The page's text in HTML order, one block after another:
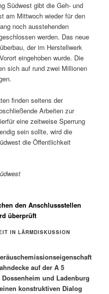
Südwest gibt die Geh- und
am Mittwoch wieder für den
noch ausstehenden
werden. Das neue
der im Herstellwerk
eingehoben wurde. Die
sich auf rund zwei Millionen
finden seitens der
Arbeiten zur
eine zeitweise Sperrung
sein sollte, wird die
die Öffentlichkeit
den Anschlussstellen
überprüft
IN LÄRMDISKUSSION
auf der A 5
und Ladenburg
konstruktiven Dialog